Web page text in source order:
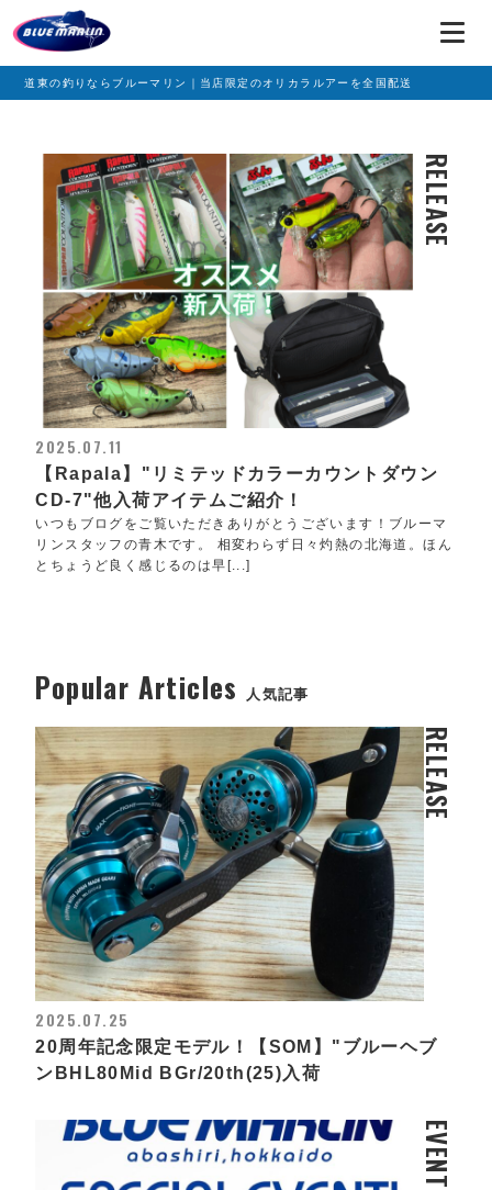
道東の釣りならブルーマリン｜当店限定のオリカラルアーを全国配送
RELEASE
2025.07.11
【Rapala】"リミテッドカラーカウントダウン
CD-7"他入荷アイテムご紹介！
いつもブログをご覧いただきありがとうございます！ブルーマ
リンスタッフの青木です。 相変わらず日々灼熱の北海道。ほん
とちょうど良く感じるのは早[...]
Popular Articles 人気記事
RELEASE
2025.07.25
20周年記念限定モデル！【SOM】"ブルーヘブ
ンBHL80Mid BGr/20th(25)入荷
EVENT